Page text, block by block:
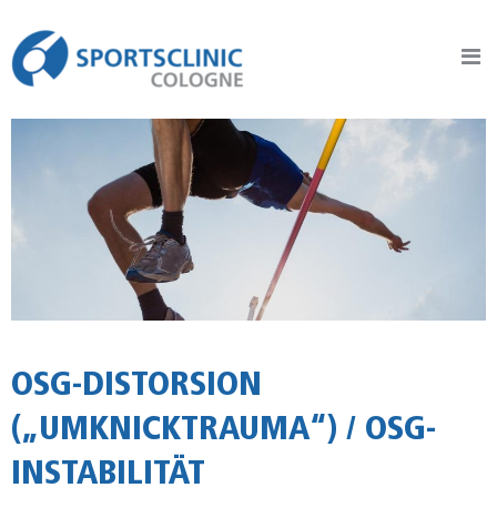
OSG-DISTORSION
(„UMKNICKTRAUMA“) / OSG-
INSTABILITÄT